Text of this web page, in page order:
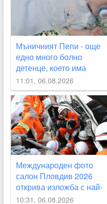
Мъничният Пепи - още
едно много болно
детенце, което има
нужда от помощ
11:01, 06.08.2026
Международен фото
салон Пловдив 2026
открива изложба с най-
добрите фотографии
10:31, 06.08.2026